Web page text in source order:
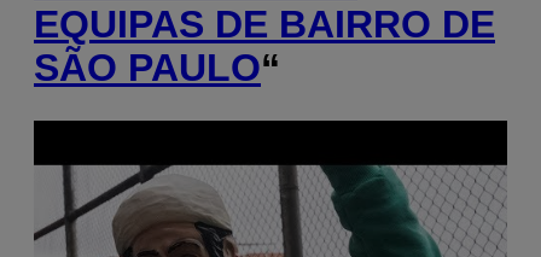
EQUIPAS DE BAIRRO DE
SÃO PAULO“
a
d